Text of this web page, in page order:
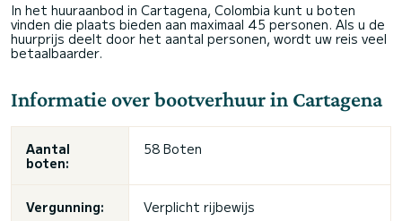
In het huuraanbod in Cartagena, Colombia kunt u boten
vinden die plaats bieden aan maximaal 45 personen. Als u de
huurprijs deelt door het aantal personen, wordt uw reis veel
betaalbaarder.
Informatie over bootverhuur in Cartagena
Aantal
boten:
58 Boten
Vergunning: Verplicht rijbewijs